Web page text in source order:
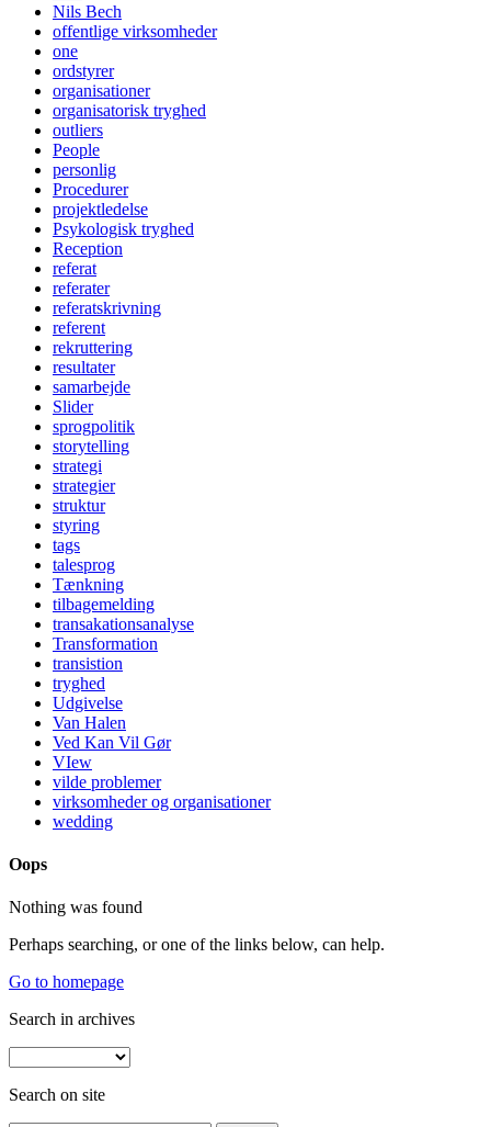
Nils Bech
offentlige virksomheder
one
ordstyrer
organisationer
organisatorisk tryghed
outliers
People
personlig
Procedurer
projektledelse
Psykologisk tryghed
Reception
referat
referater
referatskrivning
referent
rekruttering
resultater
samarbejde
Slider
sprogpolitik
storytelling
strategi
strategier
struktur
styring
tags
talesprog
Tænkning
tilbagemelding
transakationsanalyse
Transformation
transistion
tryghed
Udgivelse
Van Halen
Ved Kan Vil Gør
VIew
vilde problemer
virksomheder og organisationer
wedding
Oops
Nothing was found
Perhaps searching, or one of the links below, can help.
Go to homepage
Search in archives
Search on site